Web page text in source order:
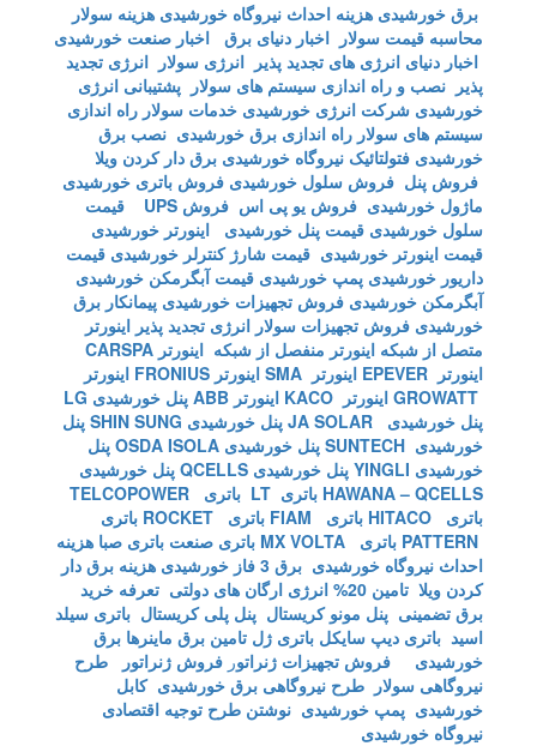
برق خورشیدی هزینه احداث نیروگاه خورشیدی هزینه سولار
محاسبه قیمت سولار اخبار دنیای برق اخبار صنعت خورشیدی
اخبار دنیای انرژی های تجدید پذیر انرژی سولار انرژی تجدید
پذیر نصب و راه اندازی سیستم های سولار پشتیبانی انرژی
خورشیدی شرکت انرژی خورشیدی خدمات سولار راه اندازی
سیستم های سولار راه اندازی برق خورشیدی نصب برق
خورشیدی فتولتائیک نیروگاه خورشیدی برق دار کردن ویلا
فروش پنل فروش سلول خورشیدی فروش باتری خورشیدی
ماژول خورشیدی فروش یو پی اس فروش UPS
قیمت
سلول خورشیدی قیمت پنل خورشیدی
اینورتر خورشیدی
قیمت اینورتر خورشیدی قیمت شارژ کنترلر خورشیدی قیمت
داریور خورشیدی پمپ خورشیدی قیمت آبگرمکن خورشیدی
آبگرمکن خورشیدی فروش تجهیزات خورشیدی پیمانکار برق
خورشیدی فروش تجهیزات سولار انرژی تجدید پذیر اینورتر
متصل از شبکه اینورتر منفصل از شبکه اینورتر CARSPA
اینورتر EPEVER
اینورتر SMA اینورتر FRONIUS
اینورتر
اینورتر KACO اینورتر ABB
پنل خورشیدی LG
پنل خورشیدی JA SOLAR
پنل خورشیدی SHIN SUNG
پنل
خورشیدی SUNTECH
پنل خورشیدی OSDA ISOLA
پنل
خورشیدی YINGLI
پنل خورشیدی QCELLS
پنل خورشیدی
HAWANA – QCELLS باتری LT
باتری TELCOPOWER
باتری HITACO
باتری FIAM باتری ROCKET
باتری
باتری MX VOLTA باتری صنعت باتری صبا هزینه
احداث نیروگاه خورشیدی برق 3 فاز خورشیدی
هزینه برق دار
کردن ویلا تامین 20% انرژی ارگان های دولتی
تعرفه خرید
برق تضمینی پنل مونو کریستال پنل پلی کریستال باتری سیلد
اسید باتری دیپ سایکل باتری ژل تامین برق ماینرها برق
خورشیدی
فروش تجهیزات ژنراتور فروش ژنراتور
طرح
نیروگاهی سولار طرح نیروگاهی برق خورشیدی کابل
خورشیدی پمپ خورشیدی نوشتن طرح توجیه اقتصادی
نیروگاه خورشیدی